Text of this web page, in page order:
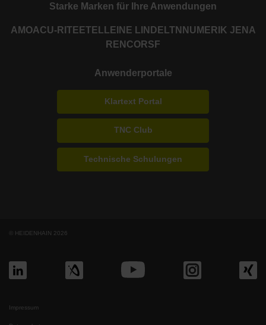
Starke Marken für Ihre Anwendungen
AMOACU-RITE ETEL LEINE LINDE LTN NUMERIK JENA
RENCORSF
Anwenderportale
Klartext Portal
TNC Club
Technische Schulungen
© HEIDENHAIN 2026
Impressum